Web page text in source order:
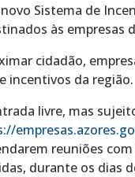
Sistema de
às empresas
cidadão,
incentivos da região.
livre, mas
reuniões
durante os dias